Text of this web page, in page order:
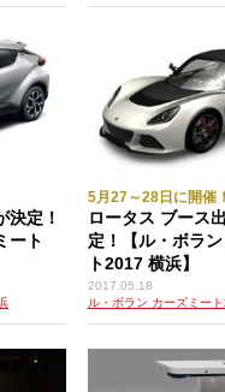
決定！
ート
5月27～28日に開催！
ロータス ブース
定！【ル・ボラ
ト2017 横浜】
2017.05.18
ル・ボラン カーズミー